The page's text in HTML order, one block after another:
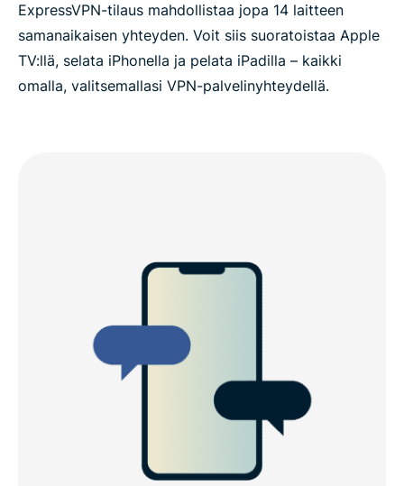
ExpressVPN-tilaus mahdollistaa jopa 14 laitteen
samanaikaisen yhteyden. Voit siis suoratoistaa Apple
TV:llä, selata iPhonella ja pelata iPadilla – kaikki
omalla, valitsemallasi VPN-palvelinyhteydellä.